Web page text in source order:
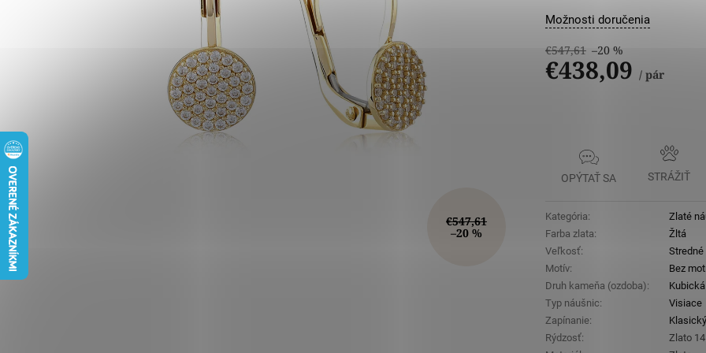
€547,61
–20 %
€547,61 –20 %
€438,09 / pár
Možnosti doručenia
OPÝTAŤ SA STRÁŽIŤ
Kategória:
Zlaté
Farba zlata:
Žltá
Veľkosť:
Stredné
Motív:
Bez
Druh kameňa (ozdoba):
Typ náušnic:
Visiace
Zapínanie:
Rýdzosť:
Zlato